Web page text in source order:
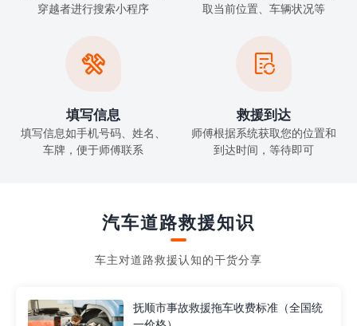
穿越者进行搜索小程序
取当前位置、车辆状况等

填写信息
填写信息如手机号码、姓名、
车牌，便于师傅联系

救援到达
师傅根据系统获取您的位置和
到达时间，等待即可
汽车道路救援知识
车主对道路救援认知的干货分享
抚顺市事故救援拖车收费标准（全国统